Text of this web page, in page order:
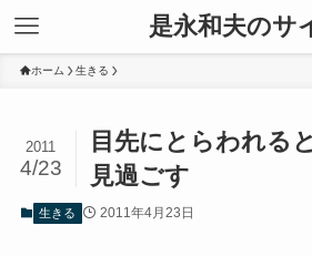
是永和夫のサ
ホーム 生きる
目先にとらわれる
見過ごす
2011
4/23
生きる 2011年4月23日